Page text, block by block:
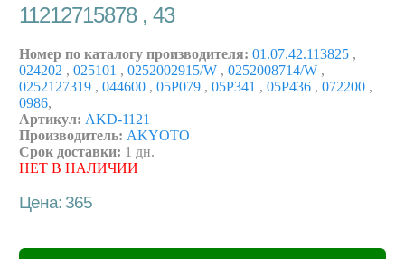
11212715878 , 43
Номер по каталогу производителя: 01.07.42.113825 ,
024202 , 025101 , 0252002915/W , 0252008714/W ,
0252127319 , 044600 , 05P079 , 05P341 , 05P436 , 072200 ,
0986,
Артикул: AKD-1121
Производитель: AKYOTO
Срок доставки: 1 дн.
НЕТ В НАЛИЧИИ
Цена: 365